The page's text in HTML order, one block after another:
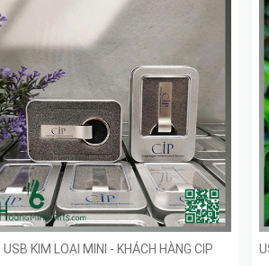
USB KIM LOẠI MINI - KHÁCH HÀNG CIP